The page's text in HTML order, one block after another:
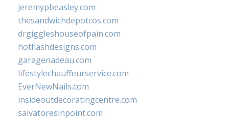
jeremypbeasley.com
thesandwichdepotcos.com
drgiggleshouseofpain.com
hotflashdesigns.com
garagenadeau.com
lifestylechauffeurservice.com
EverNewNails.com
insideoutdecoratingcentre.com
salvatoresinpoint.com